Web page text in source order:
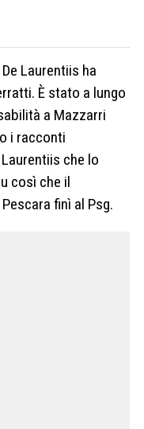
Laurentiis ha
È stato a lungo
a Mazzarri
i racconti
che lo
così che il
finì al Psg.